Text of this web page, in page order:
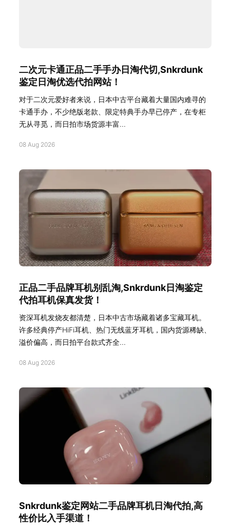
二次元卡通正品二手手办日淘代切,Snkrdunk
鉴定日淘优选代拍网站！
对于二次元爱好者来说，日本中古平台藏着大量国内难寻的
卡通手办，不少绝版老款、限定特典手办早已停产，在专柜
无从寻觅，而日拍市场货源丰富...
08 Aug 2026
正品二手品牌耳机别乱淘,Snkrdunk日淘鉴定
代拍耳机保真发货！
资深耳机发烧友都清楚，日本中古市场藏着诸多宝藏耳机。
许多经典停产HiFi耳机、热门无线蓝牙耳机，国内货源稀缺、
溢价偏高，而日拍平台款式齐全...
08 Aug 2026
Snkrdunk鉴定网站二手品牌耳机日淘代拍,高
性价比入手渠道！